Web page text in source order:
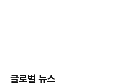
글로벌 뉴스